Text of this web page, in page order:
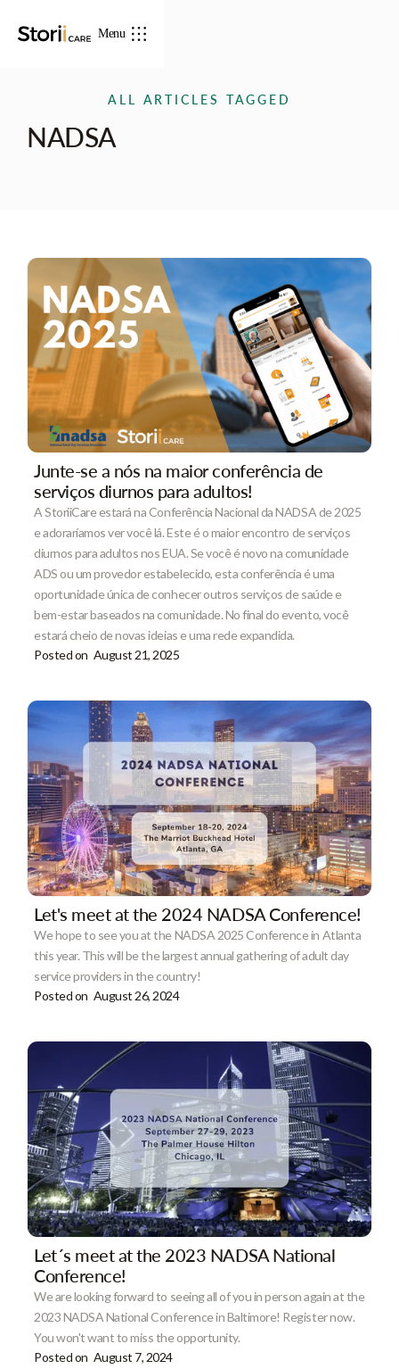
Menu
ALL ARTICLES TAGGED
NADSA
Junte-se a nós na maior conferência de
serviços diurnos para adultos!
A StoriiCare estará na Conferência Nacional da NADSA de 2025
e adoraríamos ver você lá. Este é o maior encontro de serviços
diurnos para adultos nos EUA. Se você é novo na comunidade
ADS ou um provedor estabelecido, esta conferência é uma
oportunidade única de conhecer outros serviços de saúde e
bem-estar baseados na comunidade. No final do evento, você
estará cheio de novas ideias e uma rede expandida.
Posted on August 21, 2025
Let's meet at the 2024 NADSA Conference!
We hope to see you at the NADSA 2025 Conference in Atlanta
this year. This will be the largest annual gathering of adult day
service providers in the country!
Posted on August 26, 2024
Let´s meet at the 2023 NADSA National
Conference!
We are looking forward to seeing all of you in person again at the
2023 NADSA National Conference in Baltimore! Register now.
You won't want to miss the opportunity.
Posted on August 7, 2024